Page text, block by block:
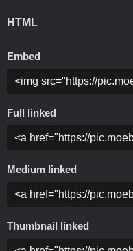
HTML
Embed
Full linked
Medium linked
Thumbnail linked